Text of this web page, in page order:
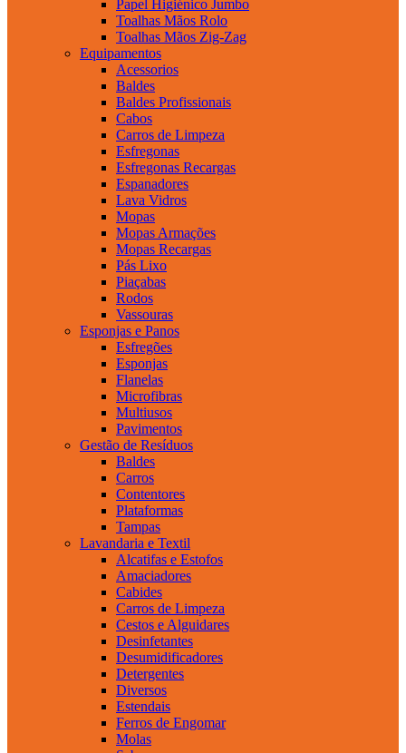
Papel Higiénico Jumbo
Toalhas Mãos Rolo
Toalhas Mãos Zig-Zag
Equipamentos
Acessorios
Baldes
Baldes Profissionais
Cabos
Carros de Limpeza
Esfregonas
Esfregonas Recargas
Espanadores
Lava Vidros
Mopas
Mopas Armações
Mopas Recargas
Pás Lixo
Piaçabas
Rodos
Vassouras
Esponjas e Panos
Esfregões
Esponjas
Flanelas
Microfibras
Multiusos
Pavimentos
Gestão de Resíduos
Baldes
Carros
Contentores
Plataformas
Tampas
Lavandaria e Textil
Alcatifas e Estofos
Amaciadores
Cabides
Carros de Limpeza
Cestos e Alguidares
Desinfetantes
Desumidificadores
Detergentes
Diversos
Estendais
Ferros de Engomar
Molas